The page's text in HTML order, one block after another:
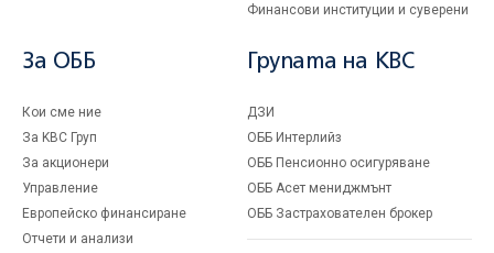
Финансови институции и суверени
За ОББ
Кои сме ние
За KBC Груп
За акционери
Управление
Европейско финансиране
Отчети и анализи
Групата на KBC
ДЗИ
ОББ Интерлийз
ОББ Пенсионно осигуряване
ОББ Асет мениджмънт
ОББ Застрахователен брокер